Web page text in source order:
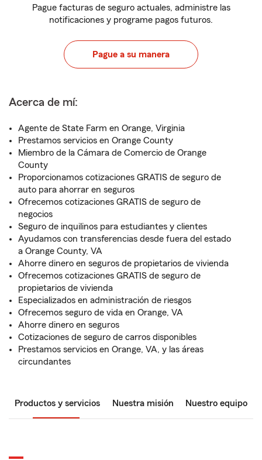
Pague facturas de seguro actuales, administre las
notificaciones y programe pagos futuros.
Pague a su manera
Acerca de mí:
Agente de State Farm en Orange, Virginia
Prestamos servicios en Orange County
Miembro de la Cámara de Comercio de Orange
County
Proporcionamos cotizaciones GRATIS de seguro de
auto para ahorrar en seguros
Ofrecemos cotizaciones GRATIS de seguro de
negocios
Seguro de inquilinos para estudiantes y clientes
Ayudamos con transferencias desde fuera del estado
a Orange County, VA
Ahorre dinero en seguros de propietarios de vivienda
Ofrecemos cotizaciones GRATIS de seguro de
propietarios de vivienda
Especializados en administración de riesgos
Ofrecemos seguro de vida en Orange, VA
Ahorre dinero en seguros
Cotizaciones de seguro de carros disponibles
Prestamos servicios en Orange, VA, y las áreas
circundantes
Productos y servicios Nuestra misión Nuestro equipo